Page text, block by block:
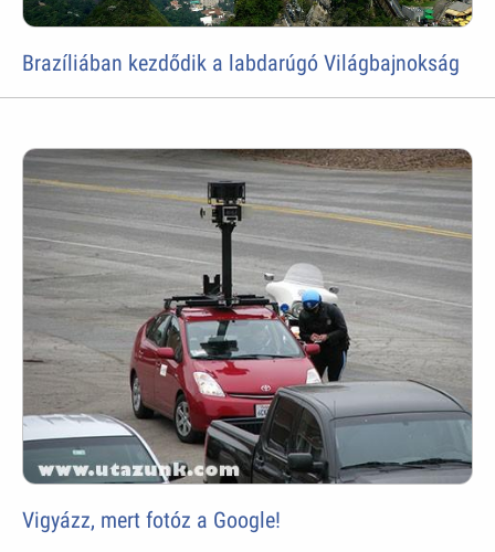
Brazíliában kezdődik a labdarúgó Világbajnokság
Vigyázz, mert fotóz a Google!